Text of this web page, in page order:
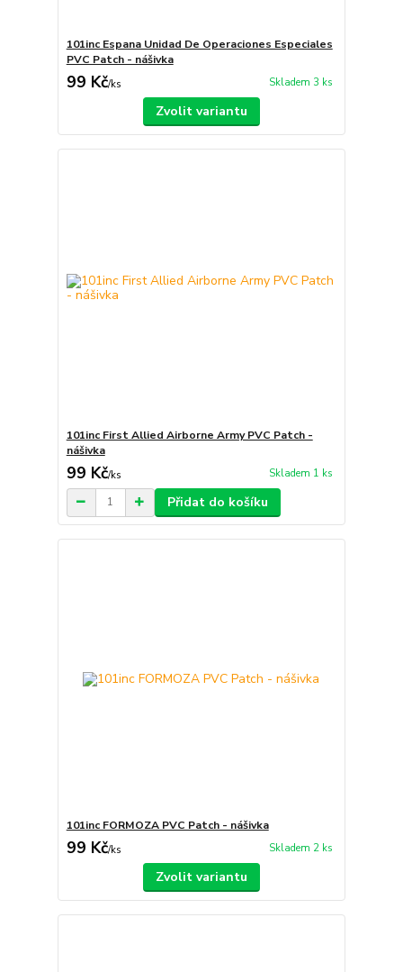
101inc Espana Unidad De Operaciones Especiales
PVC Patch - nášivka
99 Kč/ks Skladem 3 ks
Zvolit variantu
101inc First Allied Airborne Army PVC Patch -
nášivka
99 Kč/ks Skladem 1 ks
Přidat do košíku
101inc FORMOZA PVC Patch - nášivka
99 Kč/ks Skladem 2 ks
Zvolit variantu